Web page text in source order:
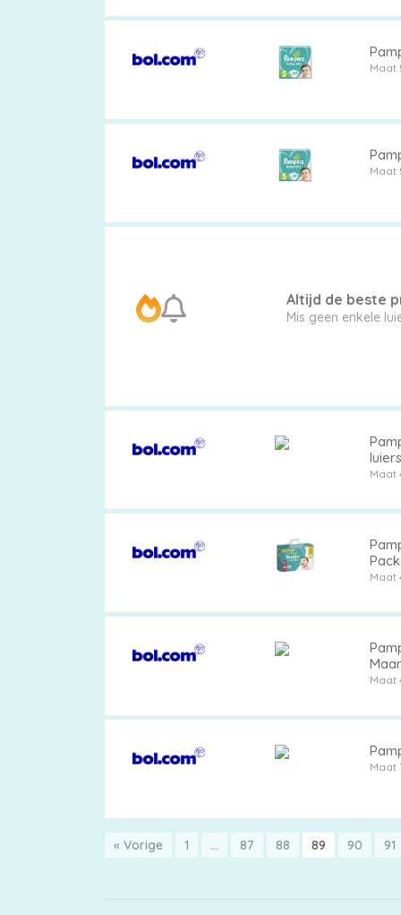
Maat
Maat
Altijd de beste
Mis geen enkele
Maat
Pack
Maat
Maat
Maat
« Vorige 1 … 87 88 89 90 91